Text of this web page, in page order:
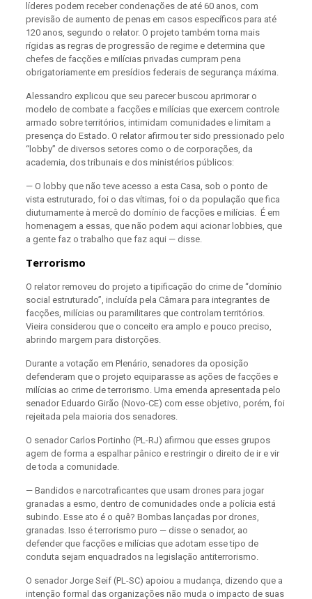
líderes podem receber condenações de até 60 anos, com
previsão de aumento de penas em casos específicos para até
120 anos, segundo o relator. O projeto também torna mais
rígidas as regras de progressão de regime e determina que
chefes de facções e milícias privadas cumpram pena
obrigatoriamente em presídios federais de segurança máxima.
Alessandro explicou que seu parecer buscou aprimorar o
modelo de combate a facções e milícias que exercem controle
armado sobre territórios, intimidam comunidades e limitam a
presença do Estado. O relator afirmou ter sido pressionado pelo
“lobby” de diversos setores como o de corporações, da
academia, dos tribunais e dos ministérios públicos:
— O lobby que não teve acesso a esta Casa, sob o ponto de
vista estruturado, foi o das vítimas, foi o da população que fica
diuturnamente à mercê do domínio de facções e milícias. É em
homenagem a essas, que não podem aqui acionar lobbies, que
a gente faz o trabalho que faz aqui — disse.
Terrorismo
O relator removeu do projeto a tipificação do crime de “domínio
social estruturado”, incluída pela Câmara para integrantes de
facções, milícias ou paramilitares que controlam territórios.
Vieira considerou que o conceito era amplo e pouco preciso,
abrindo margem para distorções.
Durante a votação em Plenário, senadores da oposição
defenderam que o projeto equiparasse as ações de facções e
milícias ao crime de terrorismo. Uma emenda apresentada pelo
senador Eduardo Girão (Novo-CE) com esse objetivo, porém, foi
rejeitada pela maioria dos senadores.
O senador Carlos Portinho (PL-RJ) afirmou que esses grupos
agem de forma a espalhar pânico e restringir o direito de ir e vir
de toda a comunidade.
— Bandidos e narcotraficantes que usam dronespara jogar
granadas a esmo, dentro de comunidades onde a polícia está
subindo. Esse ato é o quê? Bombas lançadas por drones,
granadas. Isso é terrorismo puro — disse o senador, ao
defender que facções e milícias que adotam esse tipo de
conduta sejam enquadrados na legislação antiterrorismo.
O senador Jorge Seif (PL-SC) apoiou a mudança, dizendo que a
intenção formal das organizações não muda o impacto de suas